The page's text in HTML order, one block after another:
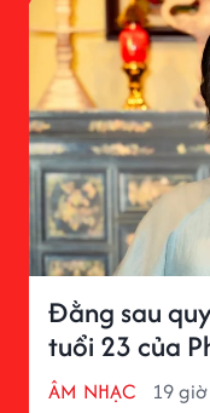
Đằng sau
tuổi 23 của
ÂM NHẠC 19